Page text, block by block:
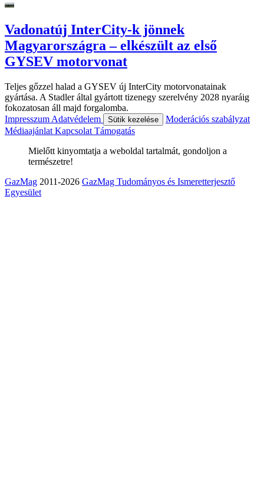
Vadonatúj InterCity-k jönnek
Magyarországra – elkészült az első
GYSEV motorvonat
Teljes gőzzel halad a GYSEV új InterCity motorvonatainak
gyártása. A Stadler által gyártott tizenegy szerelvény 2028 nyaráig
fokozatosan áll majd forgalomba.
Impresszum Adatvédelem Sütik kezelése
Moderációs szabályzat
Médiaajánlat Kapcsolat Támogatás
Mielőtt kinyomtatja a weboldal tartalmát, gondoljon a
természetre!
GazMag 2011-2026 GazMag Tudományos és Ismeretterjesztő
Egyesület